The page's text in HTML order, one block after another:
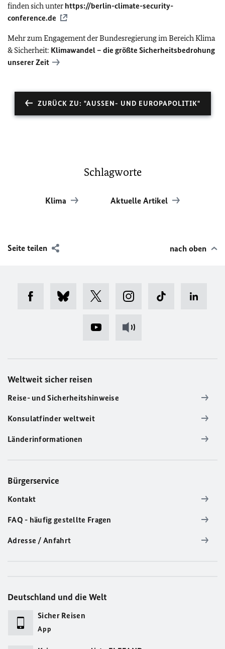
finden sich unter https://berlin-climate-security-
conference.de
Mehr zum Engagement der Bundesregierung im Bereich Klima
& Sicherheit: Klimawandel – die größte Sicherheitsbedrohung
unserer Zeit
ZURÜCK ZU: "AUSSEN- UND EUROPAPOLITIK"
Schlagworte
Klima Aktuelle Artikel
Seite teilen nach oben
Weltweit sicher reisen
Reise- und Sicherheitshinweise
Konsulatfinder weltweit
Länderinformationen
Bürgerservice
Kontakt
FAQ - häufig gestellte Fragen
Adresse / Anfahrt
Deutschland und die Welt
Sicher Reisen
App